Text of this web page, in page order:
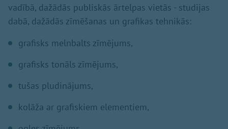
vadībā, dažādās publiskās ārtelpas vietās - studijas
dabā, dažādās zīmēšanas un grafikas tehnikās:
grafisks melnbalts zīmējums,
grafisks tonāls zīmējums,
tušas pludinājums,
kolāža ar grafiskiem elementiem,